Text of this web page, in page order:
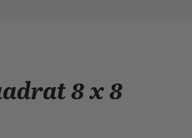
8 x 8